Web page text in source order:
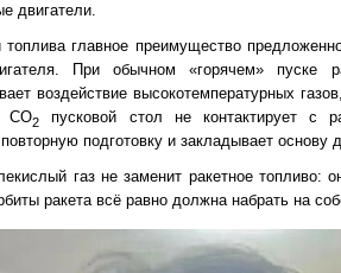
двигатели.
топлива главное преимущество
При обычном «горячем» пуске
воздействие высокотемпературных
CO2
пусковой стол не контактирует с
подготовку и закладывает
газ не заменит ракетное топливо:
ракета всё равно должна набрать на